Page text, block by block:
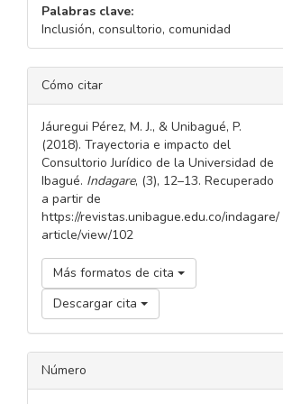
Palabras clave:
Inclusión, consultorio, comunidad
DETALLES
DEL
ARTÍCULO
Cómo citar
Jáuregui Pérez, M. J., & Unibagué, P.
(2018). Trayectoria e impacto del
Consultorio Jurídico de la Universidad de
Ibagué. Indagare, (3), 12–13. Recuperado
a partir de
https://revistas.unibague.edu.co/indagare/
article/view/102
Más formatos de cita
Descargar cita
Número